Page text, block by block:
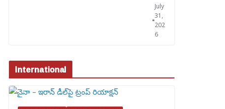
July
31,
202
6
International